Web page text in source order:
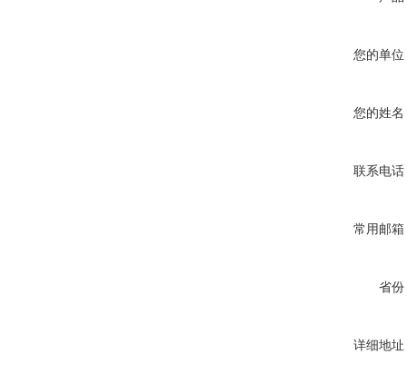
您的单位
您的姓名
联系电话
常用邮箱
省份
详细地址